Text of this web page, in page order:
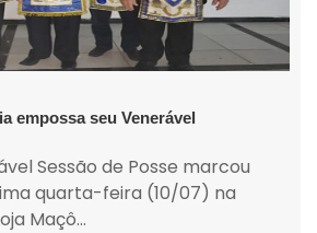
empossa seu Venerável
Sessão de Posse marcou
quarta-feira (10/07) na
Maçô...